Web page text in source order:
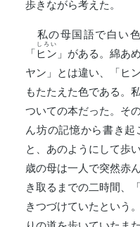
歩きながら考えた。
私の母国語で白い
「 ヒン
しろい
」がある。綿あ
ヤン」とは違い、「ヒ
もたたえた色である。
ついての本だった。そ
ん坊の記憶から書き
と、あのようにして歩
歳の母は一人で突然赤
き取るまでの二時間、
きつづけていたという